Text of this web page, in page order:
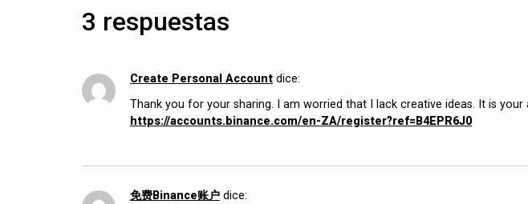
3 respuestas
Create Personal Account dice:
Thank you for your sharing. I am worried that I lack creative ideas. It is
https://accounts.binance.com/en-ZA/register?ref=B4EPR6J0
免费Binance账户 dice: